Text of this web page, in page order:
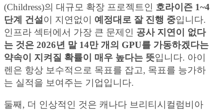
(Childress)의 대규모 확장 프로젝트인 호라이즌 1~4
단계 건설이 지연없이 예정대로 잘 진행 중입니다.
인프라 섹터에서 가장 큰 문제인 공사 지연이 없다
는 것은 2026년 말 14만 개의 GPU를 가동하겠다는
약속이 지켜질 확률이 매우 높다는 뜻입니다. 아이
렌은 항상 보수적으로 목표를 잡고, 목표를 능가하
는 실적을 보여주는 기업입니다.
둘째, 더 인상적인 것은 캐나다 브리티시컬럼비아